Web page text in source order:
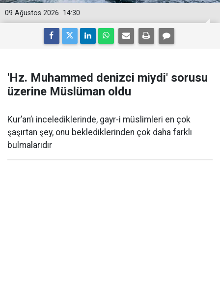
14:30
09 Ağustos 2026
'Hz. Muhammed denizci miydi' sorusu
üzerine Müslüman oldu
Kur’an’ı incelediklerinde, gayr-i müslimleri en çok
şaşırtan şey, onu beklediklerinden çok daha farklı
bulmalarıdır